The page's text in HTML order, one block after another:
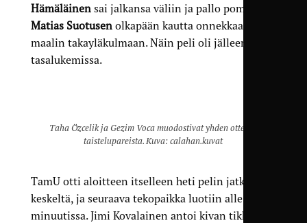
Hämäläinen sai jalkansa väliin ja pallo pomppasi
Matias Suotusen olkapään kautta onnekkaasti
maalin takayläkulmaan. Näin peli oli jälleen
tasalukemissa.
Taha Özcelik ja Gezim Voca muodostivat yhden ottelun
taistelupareista. Kuva: calahan.kuvat
TamU otti aloitteen itselleen heti pelin jatkuttua
keskeltä, ja seuraava tekopaikka luotiin alle
minuutissa. Jimi Kovalainen antoi kivan tikkarin